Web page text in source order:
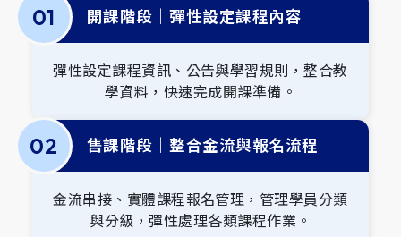
01 開課階段｜彈性設定課程內容
彈性設定課程資訊、公告與學習規則，整合教
學資料，快速完成開課準備。
02 售課階段｜整合金流與報名流程
金流串接、實體課程報名管理，管理學員分類
與分級，彈性處理各類課程作業。